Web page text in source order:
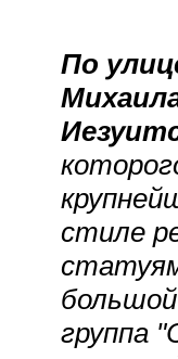
По
стиле
группа